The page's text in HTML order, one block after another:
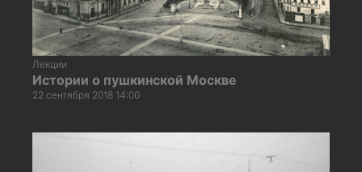
Лекции
Истории о пушкинской Москве
22 сентября 2018 14:00